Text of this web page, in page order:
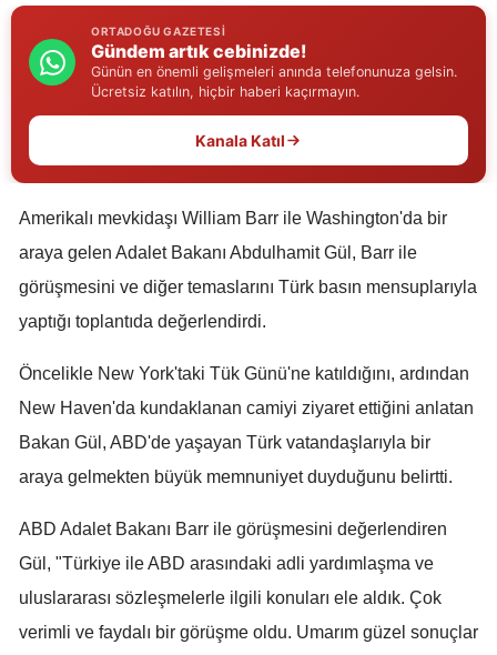
Erzincan
Erzurum
Eskişehir
Gaziantep
Hakkari
Hatay
Isparta
Mersin
İstanbul
Kars
Kastamonu
ORTADOĞU GAZETESI
Gündem artık cebinizde!
Günün en önemli gelişmeleri anında telefonunuza gelsin.
Ücretsiz katılın, hiçbir haberi kaçırmayın.
Kanala Katıl
Amerikalı mevkidaşı William Barr ile Washington'da bir
araya gelen Adalet Bakanı Abdulhamit Gül, Barr ile
görüşmesini ve diğer temaslarını Türk basın mensuplarıyla
yaptığı toplantıda değerlendirdi.
Öncelikle New York'taki Tük Günü'ne katıldığını, ardından
New Haven'da kundaklanan camiyi ziyaret ettiğini anlatan
Bakan Gül, ABD'de yaşayan Türk vatandaşlarıyla bir
araya gelmekten büyük memnuniyet duyduğunu belirtti.
ABD Adalet Bakanı Barr ile görüşmesini değerlendiren
Gül, "Türkiye ile ABD arasındaki adli yardımlaşma ve
uluslararası sözleşmelerle ilgili konuları ele aldık. Çok
verimli ve faydalı bir görüşme oldu. Umarım güzel sonuçlar